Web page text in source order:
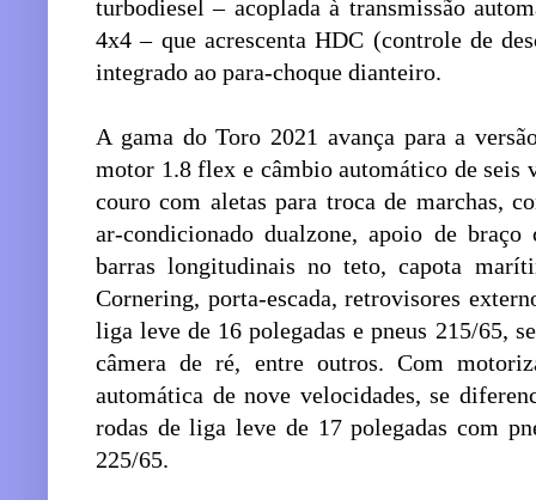
turbodiesel – acoplada à transmissão
4x4 – que acrescenta HDC (controle de
integrado ao para-choque dianteiro.
A gama do Toro 2021 avança para a
motor 1.8 flex e câmbio automático de seis
couro com aletas para troca de marchas,
ar-condicionado dualzone, apoio de
barras longitudinais no teto, capota
Cornering, porta-escada, retrovisores
liga leve de 16 polegadas e pneus 215/65,
câmera de ré, entre outros. Com
automática de nove velocidades, se
rodas de liga leve de 17 polegadas com
225/65.